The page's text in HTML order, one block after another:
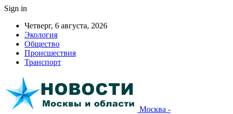
Sign in
Четверг, 6 августа, 2026
Экология
Общество
Происшествия
Транспорт
Москва -